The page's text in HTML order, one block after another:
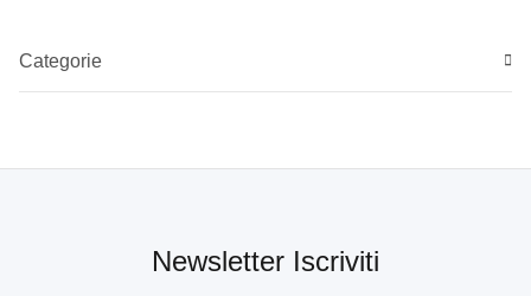
Categorie
Newsletter Iscriviti